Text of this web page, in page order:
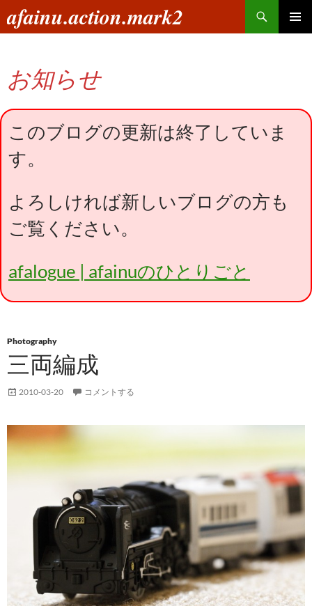
ン
へ
ス
キ
プ
afainu.action.mark2
索
お知らせ
このブログの更新は終了していま
す。
よろしければ新しいブログの方も
ご覧ください。
afalogue | afainuのひとりごと
Photography
三両編成
2010-03-20 コメントする